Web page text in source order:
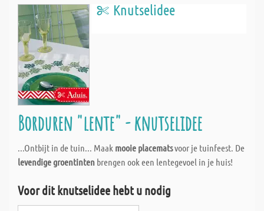
Knutselidee
Borduren "lente" - knutselidee
...Ontbijt in de tuin... Maak mooie placematsvoor je tuinfeest. De
levendige groentinten brengen ook een lentegevoel in je huis!
Voor dit knutselidee hebt u nodig